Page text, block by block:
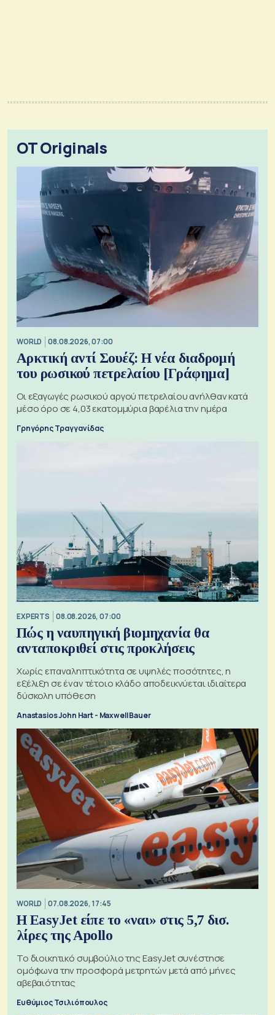
OT Originals
WORLD 08.08.2026, 07:00
Αρκτική αντί Σουέζ: Η νέα διαδρομή
του ρωσικού πετρελαίου [Γράφημα]
Οι εξαγωγές ρωσικού αργού πετρελαίου ανήλθαν κατά
μέσο όρο σε 4,03 εκατομμύρια βαρέλια την ημέρα
Γρηγόρης Τραγγανίδας
EXPERTS 08.08.2026, 07:00
Πώς η ναυπηγική βιομηχανία θα
ανταποκριθεί στις προκλήσεις
Χωρίς επαναληπτικότητα σε υψηλές ποσότητες, η
εξέλιξη σε έναν τέτοιο κλάδο αποδεικνύεται ιδιαίτερα
δύσκολη υπόθεση
Anastasios John Hart - Maxwell Bauer
WORLD 07.08.2026, 17:45
Η EasyJet είπε το «ναι» στις 5,7 δισ.
λίρες της Apollo
Το διοικητικό συμβούλιο της EasyJet συνέστησε
ομόφωνα την προσφορά μετρητών μετά από μήνες
αβεβαιότητας
Ευθύμιος Τσιλιόπουλος